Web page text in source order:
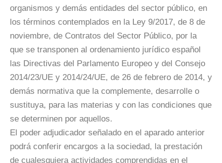
organismos y demás entidades del sector público, en
los términos contemplados en la Ley 9/2017, de 8 de
noviembre, de Contratos del Sector Público, por la
que se transponen al ordenamiento jurídico español
las Directivas del Parlamento Europeo y del Consejo
2014/23/UE y 2014/24/UE, de 26 de febrero de 2014, y
demás normativa que la complemente, desarrolle o
sustituya, para las materias y con las condiciones que
se determinen por aquellos.
El poder adjudicador señalado en el aparado anterior
podrá conferir encargos a la sociedad, la prestación
de cualesquiera actividades comprendidas en el